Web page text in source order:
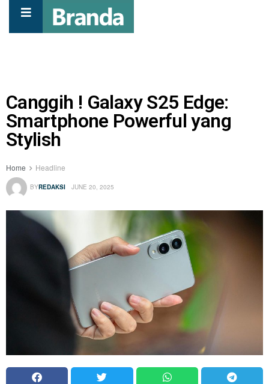
Canggih ! Galaxy S25 Edge:
Smartphone Powerful yang
Stylish
Home Headline
BYREDAKSI JUNE 20, 2025